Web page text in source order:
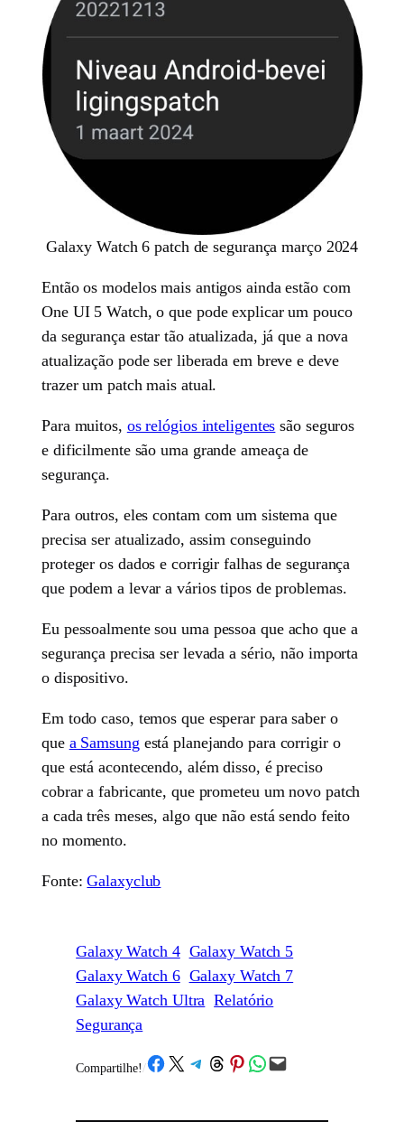
Galaxy Watch 6 patch de segurança março 2024
Então os modelos mais antigos ainda estão com
One UI 5 Watch, o que pode explicar um pouco
da segurança estar tão atualizada, já que a nova
atualização pode ser liberada em breve e deve
trazer um patch mais atual.
Para muitos, os relógios inteligentes são seguros
e dificilmente são uma grande ameaça de
segurança.
Para outros, eles contam com um sistema que
precisa ser atualizado, assim conseguindo
proteger os dados e corrigir falhas de segurança
que podem a levar a vários tipos de problemas.
Eu pessoalmente sou uma pessoa que acho que a
segurança precisa ser levada a sério, não importa
o dispositivo.
Em todo caso, temos que esperar para saber o
que a Samsung está planejando para corrigir o
que está acontecendo, além disso, é preciso
cobrar a fabricante, que prometeu um novo patch
a cada três meses, algo que não está sendo feito
no momento.
Fonte:Galaxyclub
Galaxy Watch 4 Galaxy Watch 5
Galaxy Watch 6 Galaxy Watch 7
Galaxy Watch Ultra Relatório
Segurança
Compartilhe! /Share on Facebook
Share on X Share on Telegram
Share on Threads
Share on Pinterest
Share on WhatsApp
Email this Page